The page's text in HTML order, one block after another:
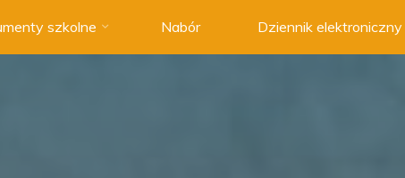
szkolne Nabór Dziennik elektroniczny